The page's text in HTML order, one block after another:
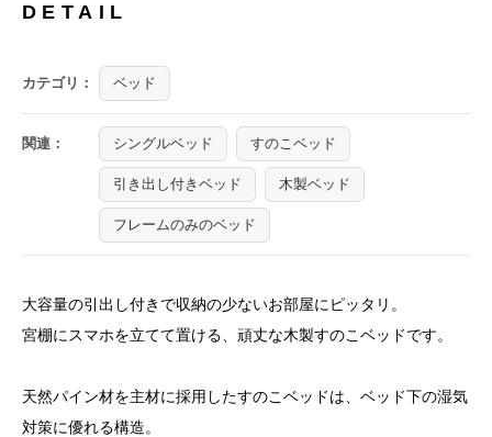
DETAIL
カテゴリ： ベッド
関連： シングルベッド すのこベッド
引き出し付きベッド 木製ベッド
フレームのみのベッド
大容量の引出し付きで収納の少ないお部屋にピッタリ。
宮棚にスマホを立てて置ける、頑丈な木製すのこベッドです。
天然パイン材を主材に採用したすのこベッドは、ベッド下の湿気
対策に優れる構造。